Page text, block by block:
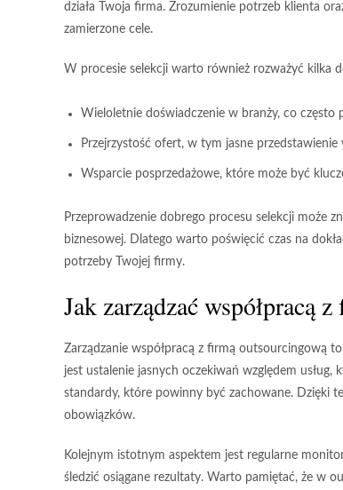
działa Twoja firma. Zrozumienie potrzeb klienta
zamierzone cele.
W procesie selekcji warto również rozważyć kilka
Wieloletnie doświadczenie w branży, co często
Przejrzystość ofert, w tym jasne
Wsparcie posprzedażowe, które może być
Przeprowadzenie dobrego procesu selekcji może
biznesowej. Dlatego warto poświęcić czas na
potrzeby Twojej firmy.
Jak zarządzać współpracą
Zarządzanie współpracą z firmą outsourcingową
jest ustalenie jasnych oczekiwań względem usług,
standardy, które powinny być zachowane. Dzięki
obowiązków.
Kolejnym istotnym aspektem jest regularne
śledzić osiągane rezultaty. Warto pamiętać, że w